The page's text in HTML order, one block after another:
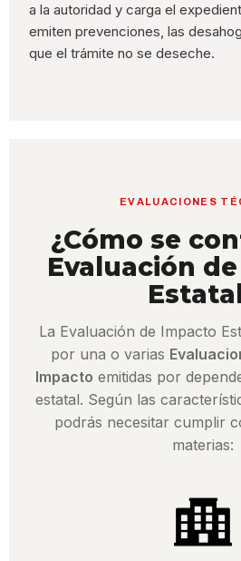
a la autoridad y carga el
emiten prevenciones, las
que el trámite no se deseche.
EVALUACIONES
¿Cómo se
Evaluación
La Evaluación de Impacto
por una o varias
Impacto emitidas por
estatal. Según las
podrás necesitar cumplir
materias: